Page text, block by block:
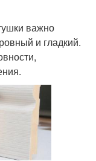
важно
и гладкий.